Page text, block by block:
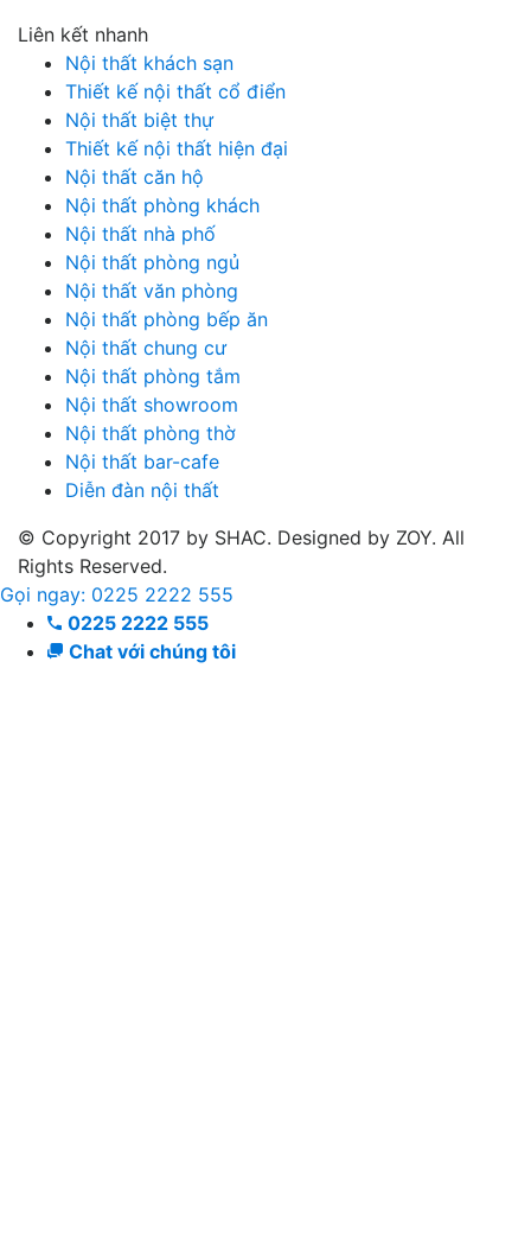
Liên kết nhanh
Nội thất khách sạn
Thiết kế nội thất cổ điển
Nội thất biệt thự
Thiết kế nội thất hiện đại
Nội thất căn hộ
Nội thất phòng khách
Nội thất nhà phố
Nội thất phòng ngủ
Nội thất văn phòng
Nội thất phòng bếp ăn
Nội thất chung cư
Nội thất phòng tắm
Nội thất showroom
Nội thất phòng thờ
Nội thất bar-cafe
Diễn đàn nội thất
© Copyright 2017 by SHAC. Designed by ZOY. All
Rights Reserved.
Gọi ngay: 0225 2222 555
0225 2222 555
Chat với chúng tôi